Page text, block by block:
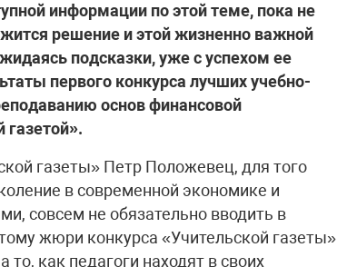
информации по этой теме, пока не
решение и этой жизненно важной
подсказки, уже с успехом ее
первого конкурса лучших учебно-
основ финансовой
газетой».
газеты» Петр Положевец, для того
в современной экономике и
совсем не обязательно вводить в
жюри конкурса «Учительской газеты»
как педагоги находят в своих